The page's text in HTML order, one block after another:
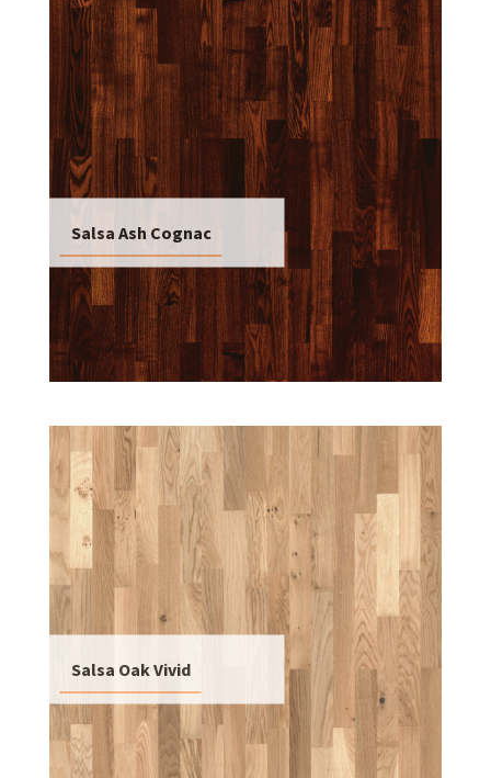
Salsa Ash Cognac
Salsa Oak Vivid